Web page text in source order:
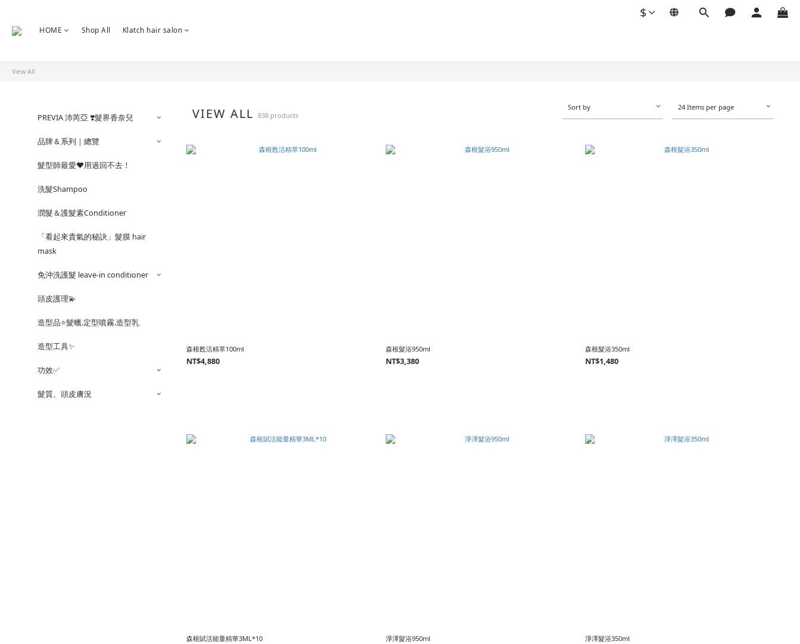
$
HOME Shop All Klatch hair salon
View All
PREVIA 沛芮亞 ❣️髮界香奈兒
品牌＆系列｜總覽
髮型師最愛❤️用過回不去！
洗髮Shampoo
潤髮＆護髮素Conditioner
「看起來貴氣的秘訣」髮膜 hair
mask
免沖洗護髮 leave-in conditioner
頭皮護理💫
造型品⭐️髮蠟.定型噴霧.造型乳
造型工具✨
功效✅
髮質、頭皮膚況
VIEW ALL838 products
Sort by 24 Items per page
森根甦活精萃100ml
NT$4,880
森根髮浴950ml
NT$3,380
森根髮浴350ml
NT$1,480
森根賦活能量精華3ML*10 淨澤髮浴950ml 淨澤髮浴350ml